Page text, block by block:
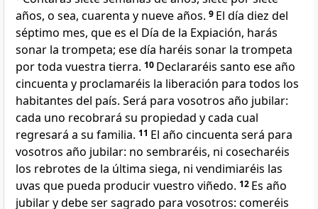
años, o sea, cuarenta y nueve años. 9 El día diez del
séptimo mes, que es el Día de la Expiación, harás
sonar la trompeta; ese día haréis sonar la trompeta
por toda vuestra tierra. 10 Declararéis santo ese año
cincuenta y proclamaréis la liberación para todos los
habitantes del país. Será para vosotros año jubilar:
cada uno recobrará su propiedad y cada cual
regresará a su familia. 11 El año cincuenta será para
vosotros año jubilar: no sembraréis, ni cosecharéis
los rebrotes de la última siega, ni vendimiaréis las
uvas que pueda producir vuestro viñedo. 12 Es año
jubilar y debe ser sagrado para vosotros: comeréis